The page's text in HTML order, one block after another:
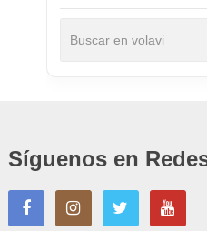
Síguenos en